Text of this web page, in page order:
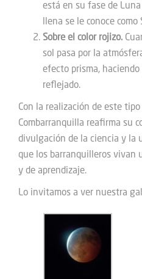
está en su fase de
llena se le conoce
Sobre el color rojizo.
sol pasa por la
efecto prisma, haciendo
reflejado.
Con la realización de este tipo
Combarranquilla reafirma su
divulgación de la ciencia y la
que los barranquilleros vivan
y de aprendizaje.
Lo invitamos a ver nuestra